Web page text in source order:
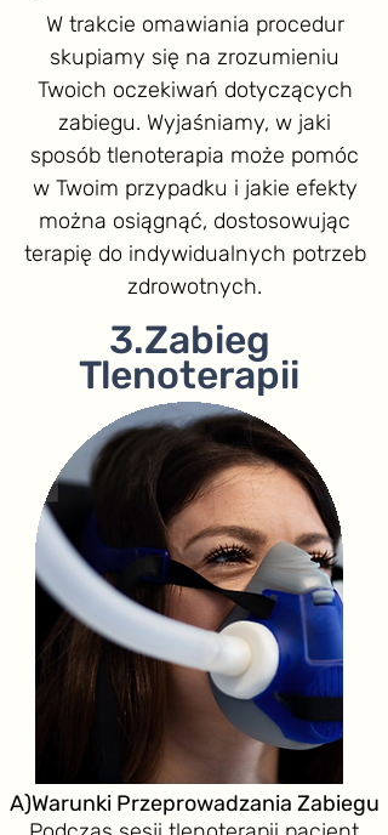
W trakcie omawiania procedur
skupiamy się na zrozumieniu
Twoich oczekiwań dotyczących
zabiegu. Wyjaśniamy, w jaki
sposób tlenoterapia może pomóc
w Twoim przypadku i jakie efekty
można osiągnąć, dostosowując
terapię do indywidualnych potrzeb
zdrowotnych.
3.Zabieg
Tlenoterapii
A)Warunki Przeprowadzania Zabiegu